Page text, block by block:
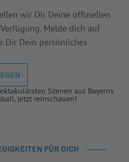
wir Dir Deine offiziellen
Melde dich auf
Dir Dein persönliches
Szenen aus Bayerns
jetzt reinschauen!
FÜR DICH